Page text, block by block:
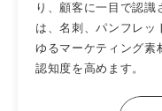
り、顧客に一目で認識
は、名刺、パンフレッ
ゆるマーケティング素
認知度を高めます。